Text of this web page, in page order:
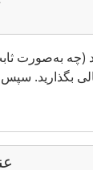
که ۱ یورو را
بگذارید.